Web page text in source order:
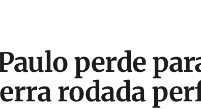
perde
rodada